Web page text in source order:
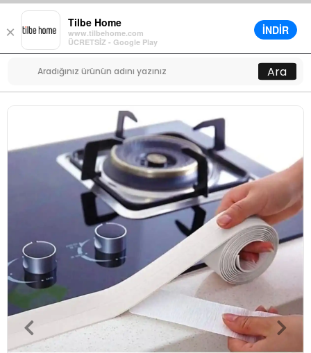
×
Tilbe Home
www.tilbehome.com
ÜCRETSİZ - Google Play
İNDİR
Menü
0
Ara